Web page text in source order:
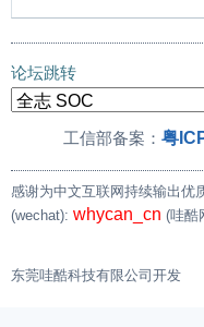
论坛跳转
工信部备案： 粤
感谢为中文互联网持续输出优
(wechat): whycan_cn (哇酷
东莞哇酷科技有限公司开发